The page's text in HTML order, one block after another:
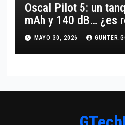
Oscal Pilot 5: un
mAh y 140 dB… ¿es
MAYO 30, 2026